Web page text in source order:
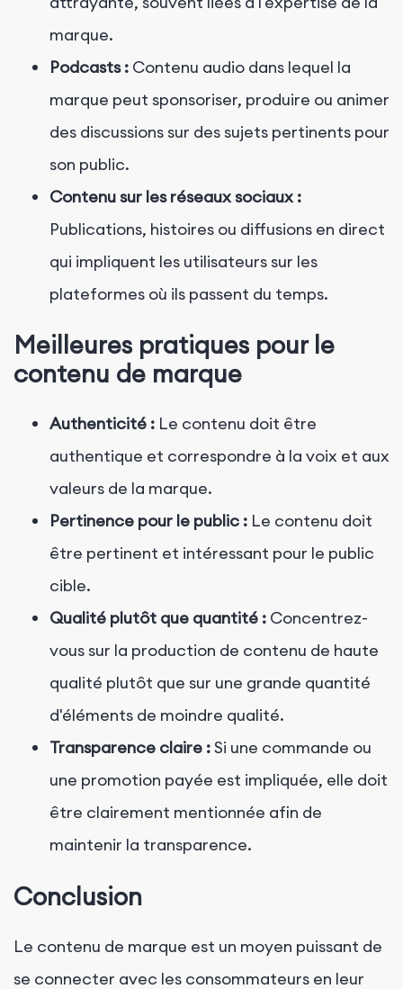
marque.
Podcasts : Contenu audio dans lequel la
marque peut sponsoriser, produire ou animer
des discussions sur des sujets pertinents pour
son public.
Contenu sur les réseaux sociaux :
Publications, histoires ou diffusions en direct
qui impliquent les utilisateurs sur les
plateformes où ils passent du temps.
Meilleures pratiques pour le
contenu de marque
Authenticité : Le contenu doit être
authentique et correspondre à la voix et aux
valeurs de la marque.
Pertinence pour le public : Le contenu doit
être pertinent et intéressant pour le public
cible.
Qualité plutôt que quantité : Concentrez-
vous sur la production de contenu de haute
qualité plutôt que sur une grande quantité
d'éléments de moindre qualité.
Transparence claire :Si une commande ou
une promotion payée est impliquée, elle doit
être clairement mentionnée afin de
maintenir la transparence.
Conclusion
Le contenu de marque est un moyen puissant de
se connecter avec les consommateurs en leur